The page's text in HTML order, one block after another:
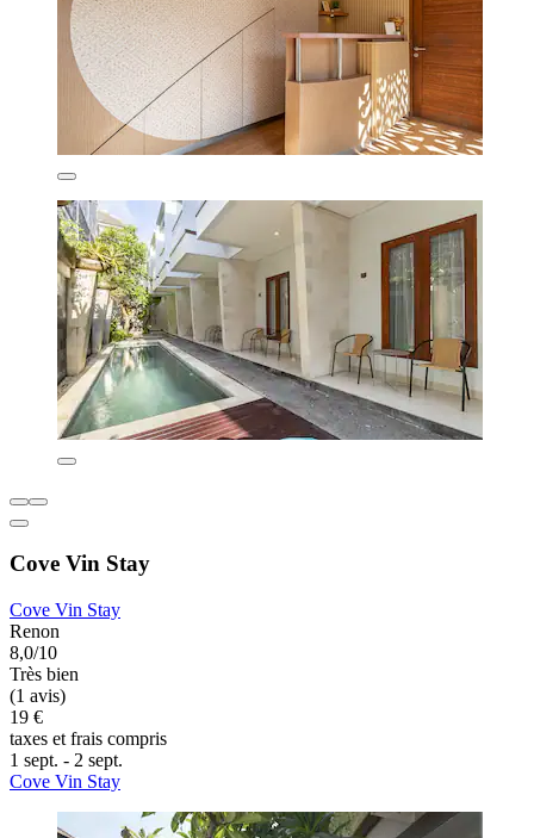
Cove Vin Stay
Cove Vin Stay
Renon
8,0/10
Très bien
(1 avis)
19 €
taxes et frais compris
1 sept. - 2 sept.
Cove Vin Stay